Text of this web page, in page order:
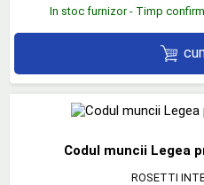
In stoc furnizor - Timp
Codul muncii Legea
ROSETTI